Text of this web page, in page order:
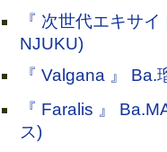
『 次世代エキサ
NJUKU)
『 Valgana 』 Ba.
『 Faralis 』
ス)